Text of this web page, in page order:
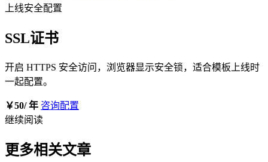
上线安全配置
SSL证书
开启 HTTPS 安全访问，浏览器显示安全锁，适合模板上线时
一起配置。
￥50/ 年 咨询配置
继续阅读
更多相关文章